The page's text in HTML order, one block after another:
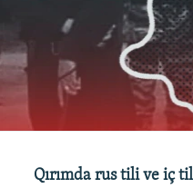
Qırımda rus tili ve iç